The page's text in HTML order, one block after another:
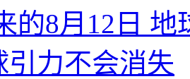
的8月12日
引力不会消失